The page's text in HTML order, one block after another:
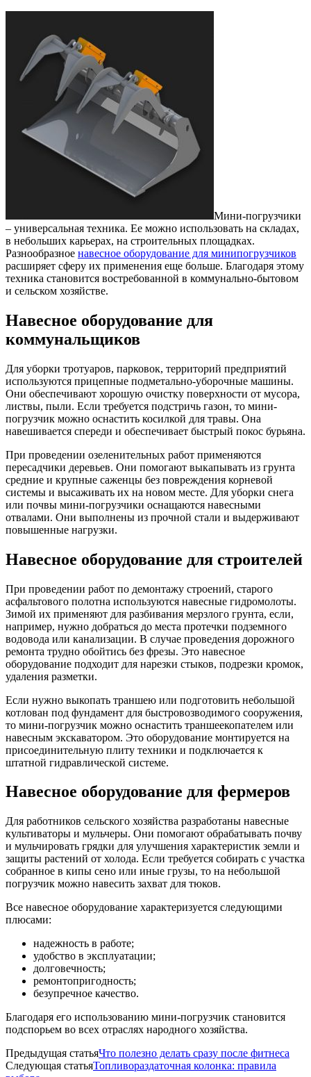
Мини-погрузчики
– универсальная техника. Ее можно использовать на складах,
в небольших карьерах, на строительных площадках.
Разнообразное навесное оборудование для минипогрузчиков
расширяет сферу их применения еще больше. Благодаря этому
техника становится востребованной в коммунально-бытовом
и сельском хозяйстве.
Навесное оборудование для
коммунальщиков
Для уборки тротуаров, парковок, территорий предприятий
используются прицепные подметально-уборочные машины.
Они обеспечивают хорошую очистку поверхности от мусора,
листвы, пыли. Если требуется подстричь газон, то мини-
погрузчик можно оснастить косилкой для травы. Она
навешивается спереди и обеспечивает быстрый покос бурьяна.
При проведении озеленительных работ применяются
пересадчики деревьев. Они помогают выкапывать из грунта
средние и крупные саженцы без повреждения корневой
системы и высаживать их на новом месте. Для уборки снега
или почвы мини-погрузчики оснащаются навесными
отвалами. Они выполнены из прочной стали и выдерживают
повышенные нагрузки.
Навесное оборудование для строителей
При проведении работ по демонтажу строений, старого
асфальтового полотна используются навесные гидромолоты.
Зимой их применяют для разбивания мерзлого грунта, если,
например, нужно добраться до места протечки подземного
водовода или канализации. В случае проведения дорожного
ремонта трудно обойтись без фрезы. Это навесное
оборудование подходит для нарезки стыков, подрезки кромок,
удаления разметки.
Если нужно выкопать траншею или подготовить небольшой
котлован под фундамент для быстровозводимого сооружения,
то мини-погрузчик можно оснастить траншеекопателем или
навесным экскаватором. Это оборудование монтируется на
присоединительную плиту техники и подключается к
штатной гидравлической системе.
Навесное оборудование для фермеров
Для работников сельского хозяйства разработаны навесные
культиваторы и мульчеры. Они помогают обрабатывать почву
и мульчировать грядки для улучшения характеристик земли и
защиты растений от холода. Если требуется собирать с участка
собранное в кипы сено или иные грузы, то на небольшой
погрузчик можно навесить захват для тюков.
Все навесное оборудование характеризуется следующими
плюсами:
надежность в работе;
удобство в эксплуатации;
долговечность;
ремонтопригодность;
безупречное качество.
Благодаря его использованию мини-погрузчик становится
подспорьем во всех отраслях народного хозяйства.
Предыдущая статьяЧто полезно делать сразу после фитнеса
Следующая статьяТопливораздаточная колонка: правила